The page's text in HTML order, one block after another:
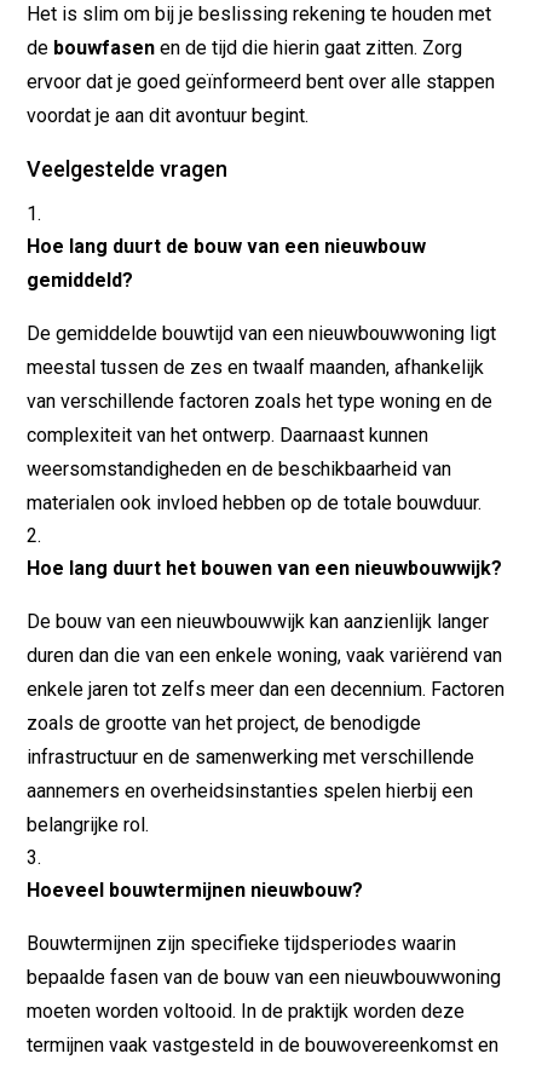
Het is slim om bij je beslissing rekening te houden met
de bouwfasen en de tijd die hierin gaat zitten. Zorg
ervoor dat je goed geïnformeerd bent over alle stappen
voordat je aan dit avontuur begint.
Veelgestelde vragen
Hoe lang duurt de bouw van een nieuwbouw
gemiddeld?
De gemiddelde bouwtijd van een nieuwbouwwoning ligt
meestal tussen de zes en twaalf maanden, afhankelijk
van verschillende factoren zoals het type woning en de
complexiteit van het ontwerp. Daarnaast kunnen
weersomstandigheden en de beschikbaarheid van
materialen ook invloed hebben op de totale bouwduur.
Hoe lang duurt het bouwen van een nieuwbouwwijk?
De bouw van een nieuwbouwwijk kan aanzienlijk langer
duren dan die van een enkele woning, vaak variërend van
enkele jaren tot zelfs meer dan een decennium. Factoren
zoals de grootte van het project, de benodigde
infrastructuur en de samenwerking met verschillende
aannemers en overheidsinstanties spelen hierbij een
belangrijke rol.
Hoeveel bouwtermijnen nieuwbouw?
Bouwtermijnen zijn specifieke tijdsperiodes waarin
bepaalde fasen van de bouw van een nieuwbouwwoning
moeten worden voltooid. In de praktijk worden deze
termijnen vaak vastgesteld in de bouwovereenkomst en